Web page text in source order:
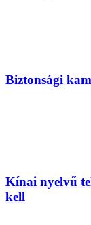
Biztonsági
Kínai nyelvű
kell